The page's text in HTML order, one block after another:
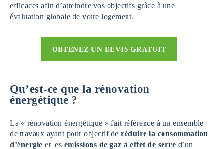
efficaces afin d’atteindre vos objectifs grâce à une
évaluation globale de votre logement.
OBTENEZ UN DEVIS GRATUIT
Qu’est-ce que la rénovation
énergétique ?
La « rénovation énergétique » fait référence à un ensemble
de travaux ayant pour objectif de réduire la consommation
d’énergie et les émissions de gaz à effet de serre d’un